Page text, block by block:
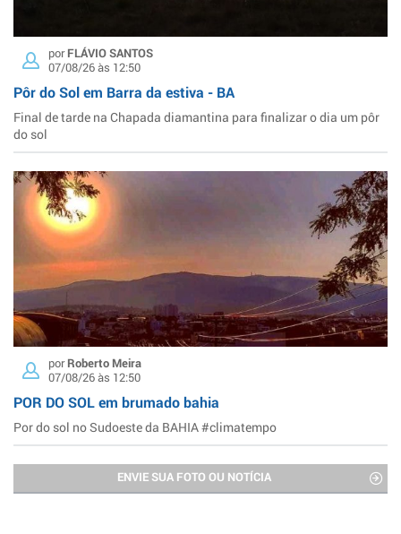
porFLÁVIO SANTOS
07/08/26 às 12:50
Pôr do Sol em Barra da estiva - BA
Final de tarde na Chapada diamantina para finalizar o dia um pôr
do sol
porRoberto Meira
07/08/26 às 12:50
POR DO SOL em brumado bahia
Por do sol no Sudoeste da BAHIA #climatempo
ENVIE SUA FOTO OU NOTÍCIA